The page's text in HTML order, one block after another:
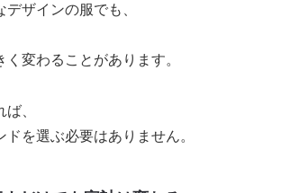
ザインの服でも、
変わることがあります。
、
を選ぶ必要はありません。